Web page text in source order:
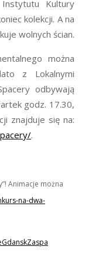
Kultury
kolekcji. A na
wolnych ścian.
można
z Lokalnymi
odbywają
godz. 17.30,
znajduje się na:
.
Animacje można
na-dwa-